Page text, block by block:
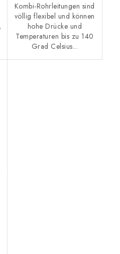
Kombi-Rohrleitungen sind
völlig flexibel und können
hohe Drücke und
Temperaturen bis zu 140
Grad Celsius...